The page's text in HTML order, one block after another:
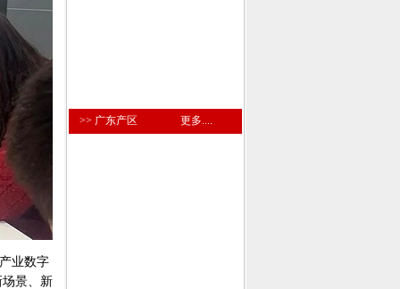
业数字
景、新
>> 广东产区 更多....